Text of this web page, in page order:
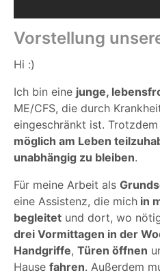
Vorstellung
Hi :)
Ich bin eine junge,
ME/CFS, die durch
eingeschränkt ist.
möglich am Leben
unabhängig zu bleiben.
Für meine Arbeit als
eine Assistenz, die mich in
begleitet und dort, wo
drei Vormittagen in der
Handgriffe, Türen öffnen
Hause fahren. Außerdem